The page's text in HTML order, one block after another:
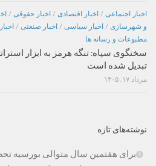
اخبار اجتماعی / اخبار اقتصادی / اخبار حقوقی /
و شهرسازی / اخبار سیاسی / اخبار صنعتی /
مطبوعات و رسانه ها
سخنگوی سپاه: تنگه هرمز به ابزار
تبدیل شده است
مرداد ۱۷, ۱۴۰۵
نوشته‌های تازه
برای هفتمین سال متوالی بورسیه